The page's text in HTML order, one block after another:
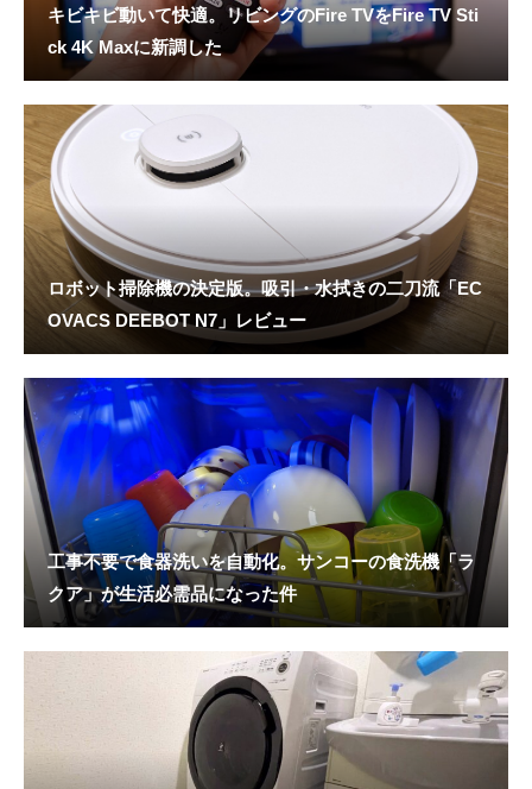
キビキビ動いて快適。リビングのFire TVをFire TV Sti
ck 4K Maxに新調した
ロボット掃除機の決定版。吸引・水拭きの二刀流「EC
OVACS DEEBOT N7」レビュー
工事不要で食器洗いを自動化。サンコーの食洗機「ラ
クア」が生活必需品になった件